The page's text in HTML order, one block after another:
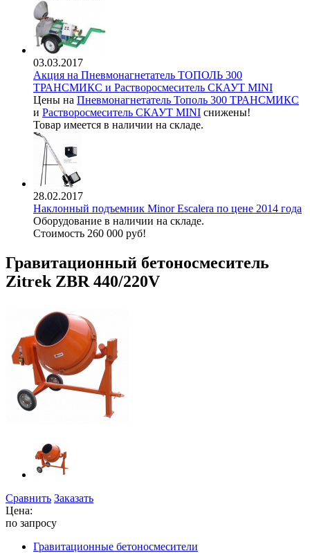
03.03.2017
Акция на Пневмонагнетатель ТОПОЛЬ 300
ТРАНСМИКС и Растворосмеситель СКАУТ MINI
Цены на Пневмонагнетатель Тополь 300 ТРАНСМИКС
и Растворосмеситель СКАУТ MINI снижены!
Товар имеется в наличии на складе.
28.02.2017
Наклонный подъемник Minor Escalera по цене 2014 года
Оборудование в наличии на складе.
Стоимость 260 000 руб!
Гравитационный бетоносмеситель
Zitrek ZBR 440/220V
Сравнить Заказать
Цена:
по запросу
Гравитационные бетоносмесители